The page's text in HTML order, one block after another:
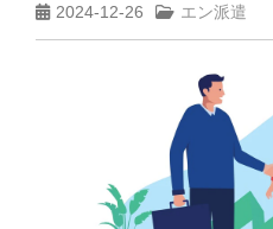
2024-12-26 エン派遣